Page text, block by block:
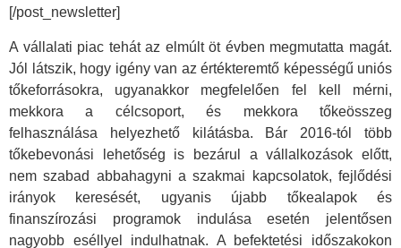
[/post_newsletter]
A vállalati piac tehát az elmúlt öt évben megmutatta magát.
Jól látszik, hogy igény van az értékteremtő képességű uniós
tőkeforrásokra, ugyanakkor megfelelően fel kell mérni,
mekkora a célcsoport, és mekkora tőkeösszeg
felhasználása helyezhető kilátásba. Bár 2016-tól több
tőkebevonási lehetőség is bezárul a vállalkozások előtt,
nem szabad abbahagyni a szakmai kapcsolatok, fejlődési
irányok keresését, ugyanis újabb tőkealapok és
finanszírozási programok indulása esetén jelentősen
nagyobb eséllyel indulhatnak. A befektetési időszakokon